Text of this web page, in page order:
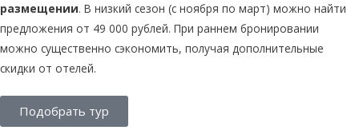
размещении. В низкий сезон (с ноября по март) можно найти
предложения от 49 000 рублей. При раннем бронировании
можно существенно сэкономить, получая дополнительные
скидки от отелей.
Подобрать тур